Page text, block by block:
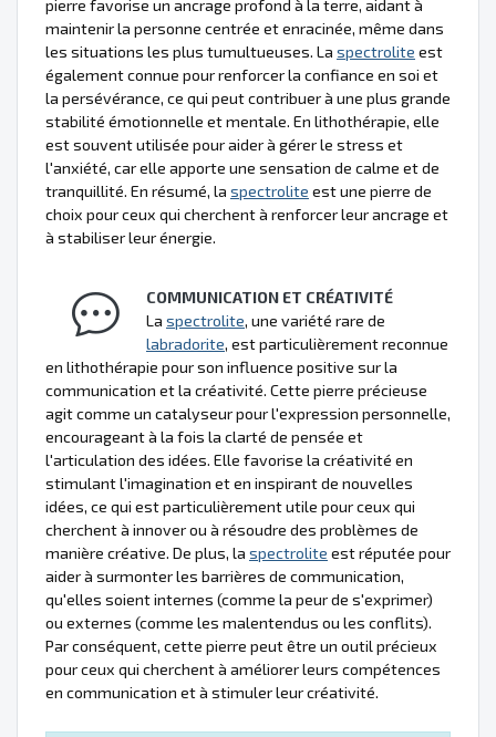
pierre favorise un ancrage profond à la terre, aidant à
maintenir la personne centrée et enracinée, même dans
les situations les plus tumultueuses. La spectrolite est
également connue pour renforcer la confiance en soi et
la persévérance, ce qui peut contribuer à une plus grande
stabilité émotionnelle et mentale. En lithothérapie, elle
est souvent utilisée pour aider à gérer le stress et
l'anxiété, car elle apporte une sensation de calme et de
tranquillité. En résumé, la spectrolite est une pierre de
choix pour ceux qui cherchent à renforcer leur ancrage et
à stabiliser leur énergie.
COMMUNICATION ET CRÉATIVITÉ
La spectrolite, une variété rare de
labradorite, est particulièrement reconnue
en lithothérapie pour son influence positive sur la
communication et la créativité. Cette pierre précieuse
agit comme un catalyseur pour l'expression personnelle,
encourageant à la fois la clarté de pensée et
l'articulation des idées. Elle favorise la créativité en
stimulant l'imagination et en inspirant de nouvelles
idées, ce qui est particulièrement utile pour ceux qui
cherchent à innover ou à résoudre des problèmes de
manière créative. De plus, la spectrolite est réputée pour
aider à surmonter les barrières de communication,
qu'elles soient internes (comme la peur de s'exprimer)
ou externes (comme les malentendus ou les conflits).
Par conséquent, cette pierre peut être un outil précieux
pour ceux qui cherchent à améliorer leurs compétences
en communication et à stimuler leur créativité.